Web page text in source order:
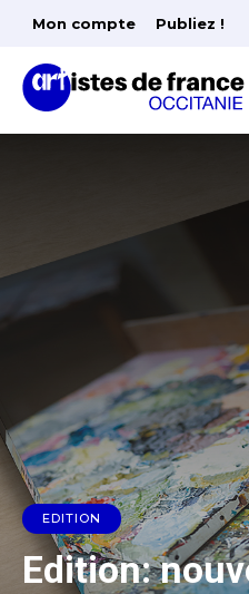
Mon compte Publiez !
EDITION
Edition: